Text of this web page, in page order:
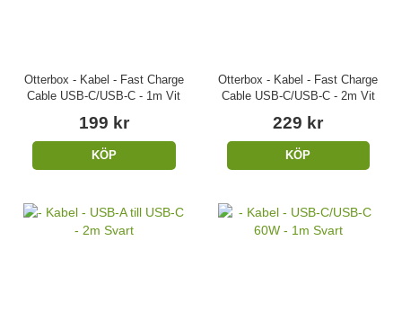
Otterbox - Kabel - Fast Charge
Cable USB-C/USB-C - 1m Vit
199 kr
KÖP
Otterbox - Kabel - Fast Charge
Cable USB-C/USB-C - 2m Vit
229 kr
KÖP